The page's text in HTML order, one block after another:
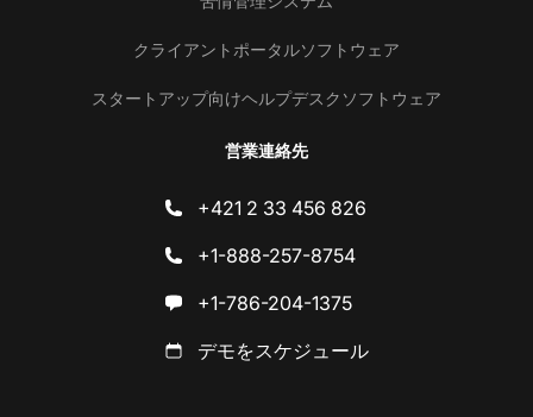
クライアントポータルソフトウェア
スタートアップ向けヘルプデスクソフトウェア
営業連絡先
+421 2 33 456 826
+1-888-257-8754
+1-786-204-1375
デモをスケジュール